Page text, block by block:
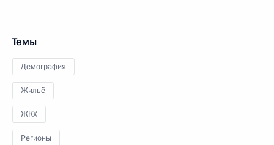
Темы
Демография
Жильё
ЖКХ
Регионы